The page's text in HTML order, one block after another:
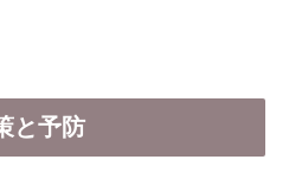
と予防